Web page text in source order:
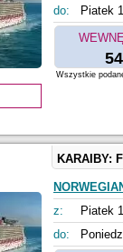
do:
Piatek
Wszystkie
KARAIBY:
z:
Piatek
do: